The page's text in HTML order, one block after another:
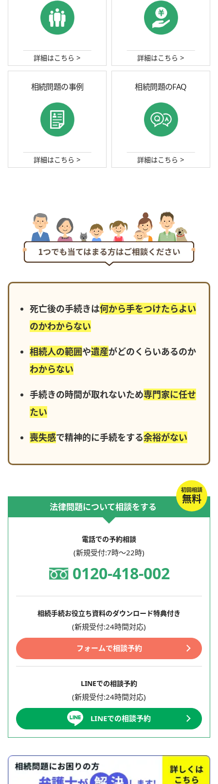
詳細はこちら > 詳細はこちら >
相続問題の事例
詳細はこちら >
相続問題のFAQ
詳細はこちら >
死亡後の手続きは何から手をつけたらよい
のかわからない
相続人の範囲や遺産がどのくらいあるのか
わからない
手続きの時間が取れないため専門家に任せ
たい
喪失感で精神的に手続をする余裕がない
初回相談
無料
法律問題について相談をする
電話での予約相談
(新規受付:7時～22時)
0120-418-002
相続手続お役立ち資料のダウンロード特典付き
(新規受付:24時間対応)
フォームで相談予約
LINEでの相談予約
(新規受付:24時間対応)
LINEでの相談予約